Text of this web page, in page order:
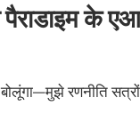
पैराडाइम के
रणनीति